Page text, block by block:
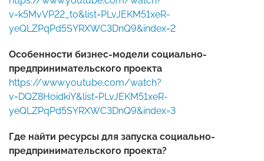
v=k5MvVP22_to&list=PLvJEKM51xeR-
yeQLZPqPd5SYRXWC3DnQ9&index=2
Особенности бизнес-модели социально-
предпринимательского проекта
https://www.youtube.com/watch?
v=DQZ8HoidkiY&list=PLvJEKM51xeR-
yeQLZPqPd5SYRXWC3DnQ9&index=3
Где найти ресурсы для запуска социально-
предпринимательского проекта?